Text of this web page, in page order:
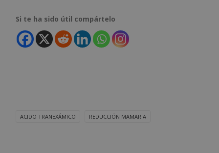
Si te ha sido útil compártelo
ACIDO TRANEXÁMICO REDUCCIÓN MAMARIA